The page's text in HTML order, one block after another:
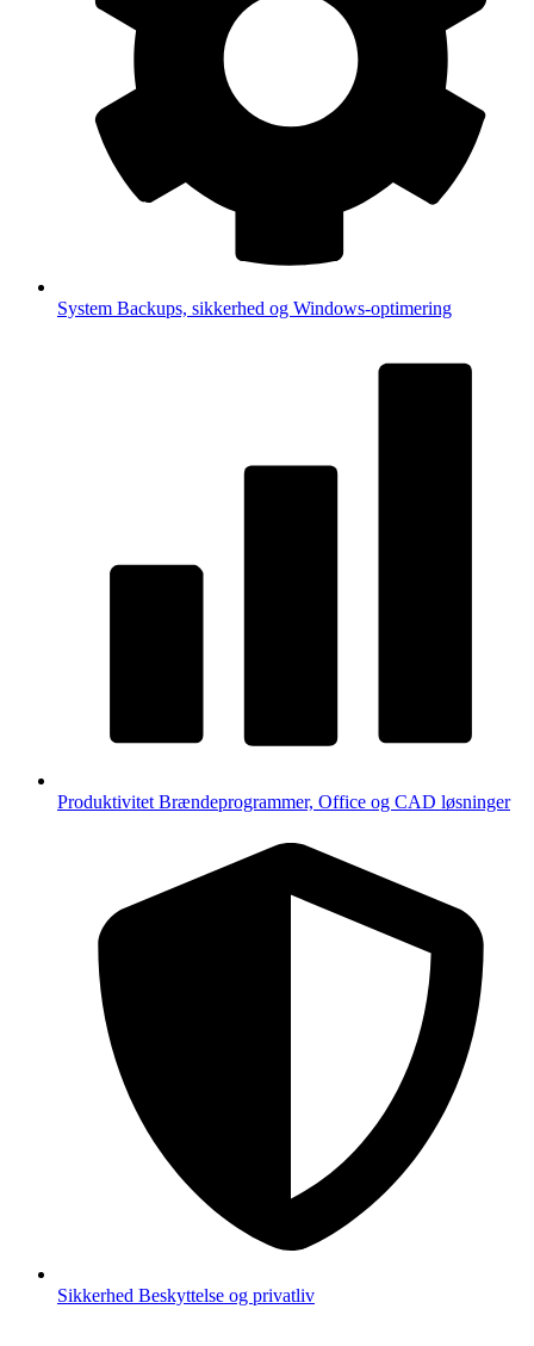
System Backups, sikkerhed og Windows-optimering
Produktivitet Brændeprogrammer, Office og CAD løsninger
Sikkerhed Beskyttelse og privatliv